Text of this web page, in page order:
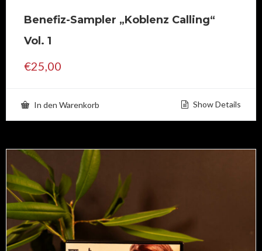
Benefiz-Sampler „Koblenz Calling“
Vol. 1
€25,00
In den Warenkorb Show Details